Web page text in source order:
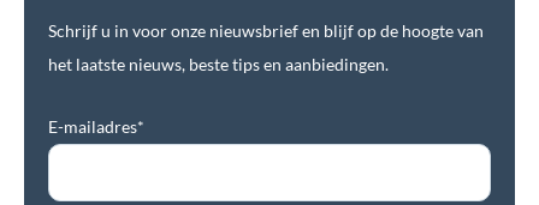
Schrijf u in voor onze nieuwsbrief en blijf op de hoogte van
het laatste nieuws, beste tips en aanbiedingen.
E-mailadres*